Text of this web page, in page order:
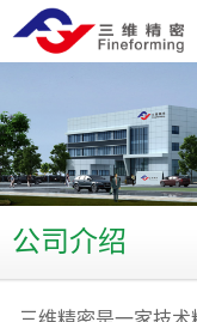
公司介绍